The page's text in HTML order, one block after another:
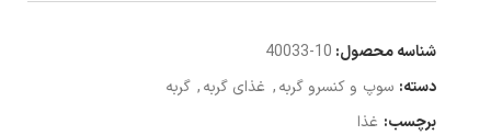
شناسه محصول: 10-40033
دسته: سوپ و کنسرو گربه, غذای گربه, گربه
برچسب: غذا